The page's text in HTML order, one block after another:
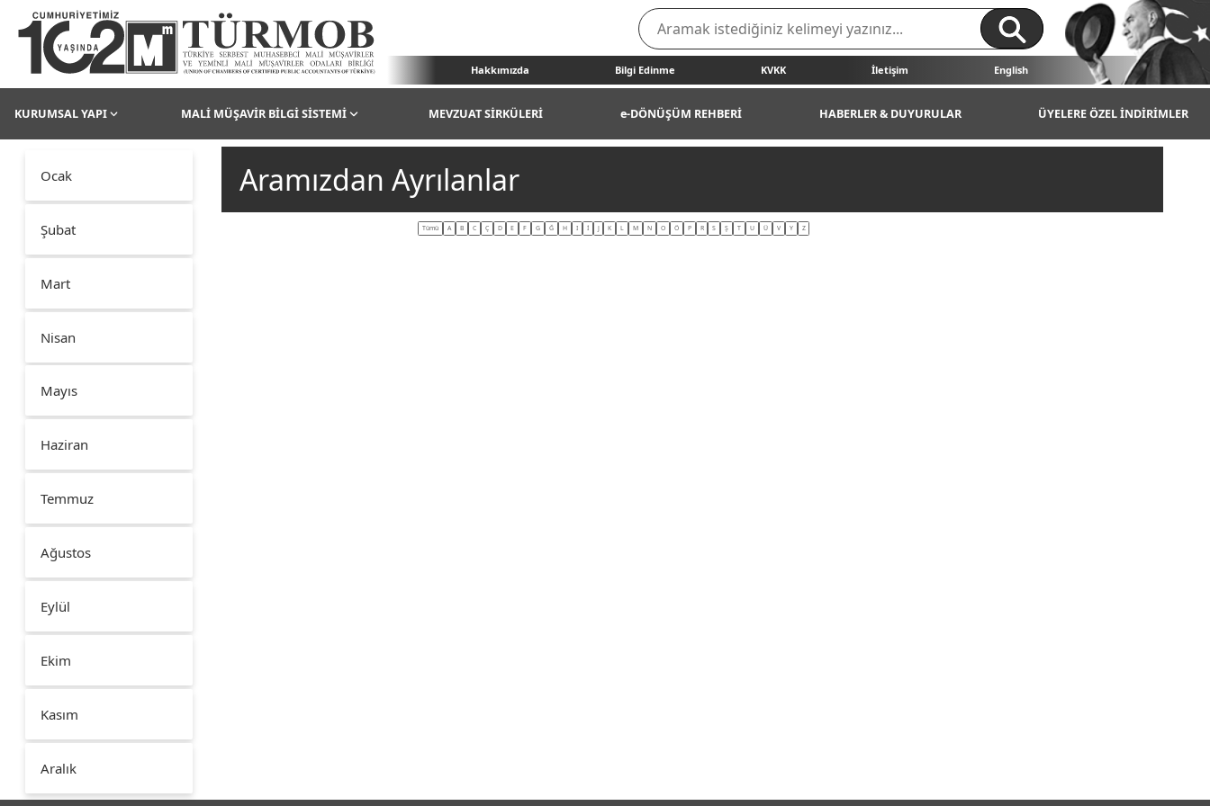
Hakkımızda Bilgi Edinme KVKK İletişim English
KURUMSAL YAPI MALİ MÜŞAVİR BİLGİ SİSTEMİ MEVZUAT SİRKÜLERİ e-DÖNÜŞÜM REHBERİ HABERLER & DUYURULAR ÜYELERE ÖZEL İNDİRİMLER
Ocak
Şubat
Mart
Nisan
Mayıs
Haziran
Temmuz
Ağustos
Eylül
Ekim
Kasım
Aralık
Aramızdan Ayrılanlar
Tümü A B C Ç D E F G Ğ H I İ J K L M N O Ö P R S Ş T U Ü V Y Z